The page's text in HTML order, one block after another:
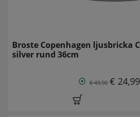
Broste Copenhagen ljusbricka
silver rund 36cm
€ 43,90 €